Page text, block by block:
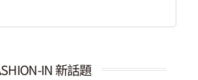
IN 新話題